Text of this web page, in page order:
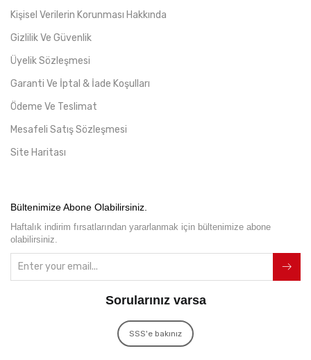
Kişisel Verilerin Korunması Hakkında
Gizlilik Ve Güvenlik
Üyelik Sözleşmesi
Garanti Ve İptal & İade Koşulları
Ödeme Ve Teslimat
Mesafeli Satış Sözleşmesi
Site Haritası
Bültenimize Abone Olabilirsiniz.
Haftalık indirim fırsatlarından yararlanmak için bültenimize abone
olabilirsiniz.
Sorularınız varsa
SSS'e bakınız